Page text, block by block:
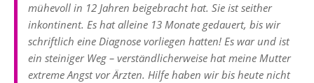
mühevoll in 12 Jahren beigebracht hat. Sie ist seither
inkontinent. Es hat alleine 13 Monate gedauert, bis wir
schriftlich eine Diagnose vorliegen hatten! Es war und ist
ein steiniger Weg – verständlicherweise hat meine Mutter
extreme Angst vor Ärzten. Hilfe haben wir bis heute nicht